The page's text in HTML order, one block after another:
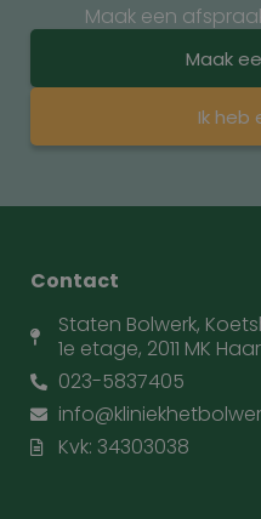
Maak een
Maak
Ik heb
Contact
Staten Bolwerk,
1e etage, 2011 MK
023-5837405
Kvk: 34303038